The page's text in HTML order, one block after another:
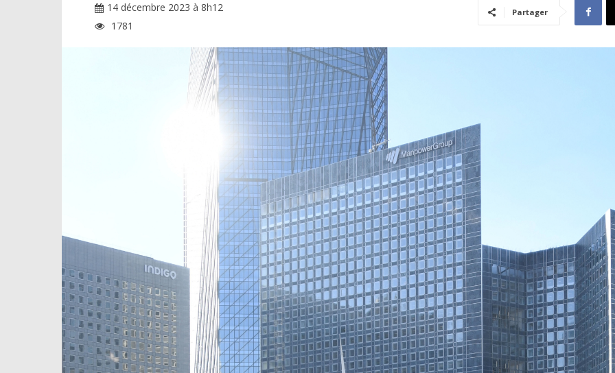
14 décembre 2023 à 8h12
1781
Partager